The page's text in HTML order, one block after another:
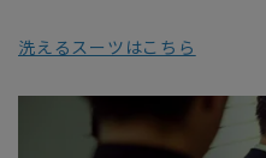
洗えるスーツはこちら